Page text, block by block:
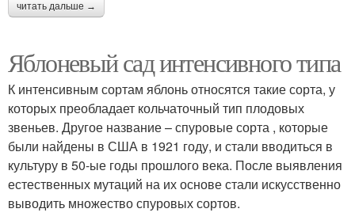
читать дальше →
Яблоневый сад интенсивного типа
К интенсивным сортам яблонь относятся такие сорта, у
которых преобладает кольчаточный тип плодовых
звеньев. Другое название – спуровые сорта , которые
были найдены в США в 1921 году, и стали вводиться в
культуру в 50-ые годы прошлого века. После выявления
естественных мутаций на их основе стали искусственно
выводить множество спуровых сортов.